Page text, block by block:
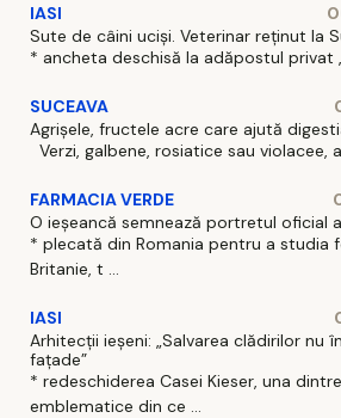
IASI
Sute de câini uciși. Veterinar reținut la
* ancheta deschisă la adăpostul privat
SUCEAVA
Agrișele, fructele acre care ajută
Verzi, galbene, rosiatice sau violacee,
FARMACIA VERDE
O ieșeancă semnează portretul oficial
* plecată din Romania pentru a studia
Britanie, t ...
IASI
Arhitecții ieșeni: „Salvarea clădirilor nu
fațade”
* redeschiderea Casei Kieser, una
emblematice din ce ...